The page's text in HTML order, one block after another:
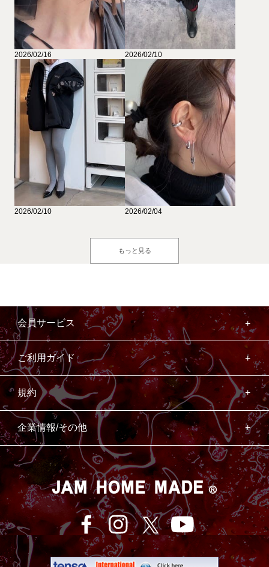
2026/02/16 2026/02/10
2026/02/10 2026/02/04
もっと見る
会員サービス
ご利用ガイド
規約
企業情報/その他